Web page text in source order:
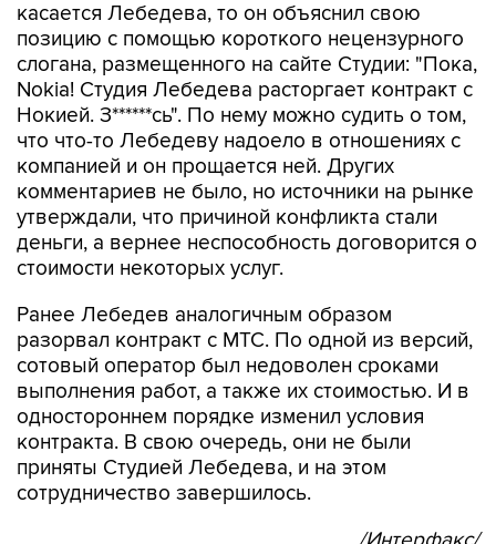
касается Лебедева, то он объяснил свою
позицию с помощью короткого нецензурного
слогана, размещенного на сайте Студии: "Пока,
Nokia! Студия Лебедева расторгает контракт с
Нокией. З******сь". По нему можно судить о том,
что что-то Лебедеву надоело в отношениях с
компанией и он прощается ней. Других
комментариев не было, но источники на рынке
утверждали, что причиной конфликта стали
деньги, а вернее неспособность договорится о
стоимости некоторых услуг.
Ранее Лебедев аналогичным образом
разорвал контракт с МТС. По одной из версий,
сотовый оператор был недоволен сроками
выполнения работ, а также их стоимостью. И в
одностороннем порядке изменил условия
контракта. В свою очередь, они не были
приняты Студией Лебедева, и на этом
сотрудничество завершилось.